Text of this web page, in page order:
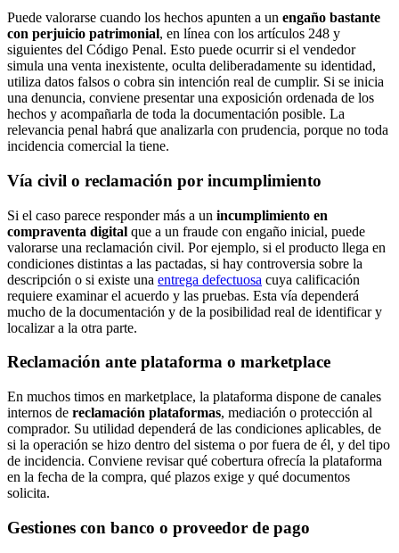
Puede valorarse cuando los hechos apunten a un engaño bastante
con perjuicio patrimonial, en línea con los artículos 248 y
siguientes del Código Penal. Esto puede ocurrir si el vendedor
simula una venta inexistente, oculta deliberadamente su identidad,
utiliza datos falsos o cobra sin intención real de cumplir. Si se inicia
una denuncia, conviene presentar una exposición ordenada de los
hechos y acompañarla de toda la documentación posible. La
relevancia penal habrá que analizarla con prudencia, porque no toda
incidencia comercial la tiene.
Vía civil o reclamación por incumplimiento
Si el caso parece responder más a un incumplimiento en
compraventa digital que a un fraude con engaño inicial, puede
valorarse una reclamación civil. Por ejemplo, si el producto llega en
condiciones distintas a las pactadas, si hay controversia sobre la
descripción o si existe una entrega defectuosa cuya calificación
requiere examinar el acuerdo y las pruebas. Esta vía dependerá
mucho de la documentación y de la posibilidad real de identificar y
localizar a la otra parte.
Reclamación ante plataforma o marketplace
En muchos timos en marketplace, la plataforma dispone de canales
internos de reclamación plataformas, mediación o protección al
comprador. Su utilidad dependerá de las condiciones aplicables, de
si la operación se hizo dentro del sistema o por fuera de él, y del tipo
de incidencia. Conviene revisar qué cobertura ofrecía la plataforma
en la fecha de la compra, qué plazos exige y qué documentos
solicita.
Gestiones con banco o proveedor de pago